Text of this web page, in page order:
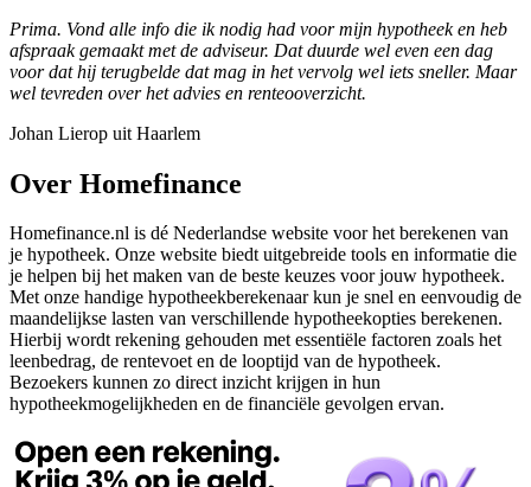
Prima. Vond alle info die ik nodig had voor mijn hypotheek en heb
afspraak gemaakt met de adviseur. Dat duurde wel even een dag
voor dat hij terugbelde dat mag in het vervolg wel iets sneller. Maar
wel tevreden over het advies en renteooverzicht.
Johan Lierop uit Haarlem
Over Homefinance
Homefinance.nl is dé Nederlandse website voor het berekenen van
je hypotheek. Onze website biedt uitgebreide tools en informatie die
je helpen bij het maken van de beste keuzes voor jouw hypotheek.
Met onze handige hypotheekberekenaar kun je snel en eenvoudig de
maandelijkse lasten van verschillende hypotheekopties berekenen.
Hierbij wordt rekening gehouden met essentiële factoren zoals het
leenbedrag, de rentevoet en de looptijd van de hypotheek.
Bezoekers kunnen zo direct inzicht krijgen in hun
hypotheekmogelijkheden en de financiële gevolgen ervan.